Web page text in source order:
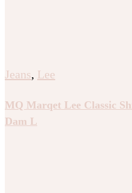
Jeans, Lee
MQ Marqet Lee Classic
Dam L